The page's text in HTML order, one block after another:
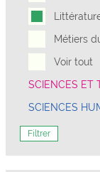
Métiers
Voir tout
SCIENCES ET
SCIENCES
Filtrer